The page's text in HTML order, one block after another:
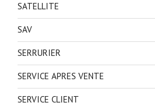
SATELLITE
SAV
SERRURIER
SERVICE APRES VENTE
SERVICE CLIENT